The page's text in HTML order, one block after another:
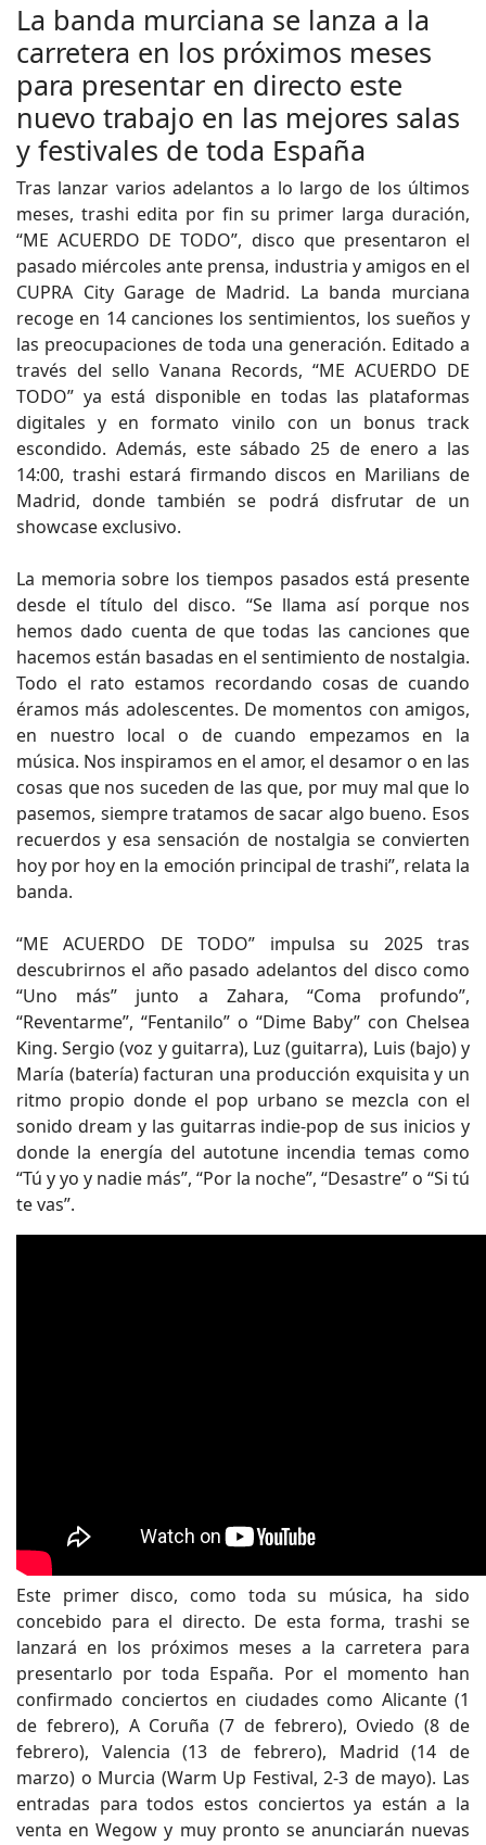
La banda murciana se lanza a la
carretera en los próximos meses
para presentar en directo este
nuevo trabajo en las mejores salas
y festivales de toda España
Tras lanzar varios adelantos a lo largo de los últimos
meses, trashi edita por fin su primer larga duración,
“ME ACUERDO DE TODO”, disco que presentaron el
pasado miércoles ante prensa, industria y amigos en el
CUPRA City Garage de Madrid. La banda murciana
recoge en 14 canciones los sentimientos, los sueños y
las preocupaciones de toda una generación. Editado a
través del sello Vanana Records, “ME ACUERDO DE
TODO” ya está disponible en todas las plataformas
digitales y en formato vinilo con un bonus track
escondido. Además, este sábado 25 de enero a las
14:00, trashi estará firmando discos en Marilians de
Madrid, donde también se podrá disfrutar de un
showcase exclusivo.
La memoria sobre los tiempos pasados está presente
desde el título del disco. “Se llama así porque nos
hemos dado cuenta de que todas las canciones que
hacemos están basadas en el sentimiento de nostalgia.
Todo el rato estamos recordando cosas de cuando
éramos más adolescentes. De momentos con amigos,
en nuestro local o de cuando empezamos en la
música. Nos inspiramos en el amor, el desamor o en las
cosas que nos suceden de las que, por muy mal que lo
pasemos, siempre tratamos de sacar algo bueno. Esos
recuerdos y esa sensación de nostalgia se convierten
hoy por hoy en la emoción principal de trashi”, relata la
banda.
“ME ACUERDO DE TODO” impulsa su 2025 tras
descubrirnos el año pasado adelantos del disco como
“Uno más” junto a Zahara, “Coma profundo”,
“Reventarme”, “Fentanilo” o “Dime Baby” con Chelsea
King. Sergio (voz y guitarra), Luz (guitarra), Luis (bajo) y
María (batería) facturan una producción exquisita y un
ritmo propio donde el pop urbano se mezcla con el
sonido dream y las guitarras indie-pop de sus inicios y
donde la energía del autotune incendia temas como
“Tú y yo y nadie más”, “Por la noche”, “Desastre” o “Si tú
te vas”.
Este primer disco, como toda su música, ha sido
concebido para el directo. De esta forma, trashi se
lanzará en los próximos meses a la carretera para
presentarlo por toda España. Por el momento han
confirmado conciertos en ciudades como Alicante (1
de febrero), A Coruña (7 de febrero), Oviedo (8 de
febrero), Valencia (13 de febrero), Madrid (14 de
marzo) o Murcia (Warm Up Festival, 2-3 de mayo). Las
entradas para todos estos conciertos ya están a la
venta en Wegow y muy pronto se anunciarán nuevas